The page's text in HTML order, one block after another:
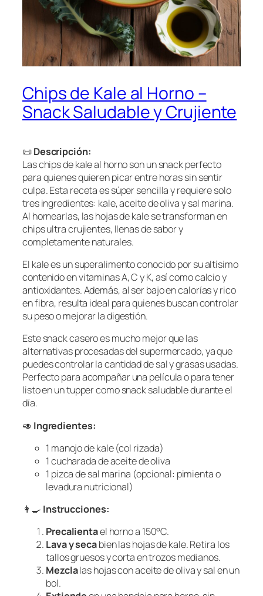
Chips de Kale al Horno –
Snack Saludable y Crujiente
📜Descripción:
Las chips de kale al horno son un snack perfecto
para quienes quieren picar entre horas sin sentir
culpa. Esta receta es súper sencilla y requiere solo
tres ingredientes: kale, aceite de oliva y sal marina.
Al hornearlas, las hojas de kale se transforman en
chips ultra crujientes, llenas de sabor y
completamente naturales.
El kale es un superalimento conocido por su altísimo
contenido en vitaminas A, C y K, así como calcio y
antioxidantes. Además, al ser bajo en calorías y rico
en fibra, resulta ideal para quienes buscan controlar
su peso o mejorar la digestión.
Este snack casero es mucho mejor que las
alternativas procesadas del supermercado, ya que
puedes controlar la cantidad de sal y grasas usadas.
Perfecto para acompañar una película o para tener
listo en un tupper como snack saludable durante el
día.
🥑 Ingredientes:
1 manojo de kale (col rizada)
1 cucharada de aceite de oliva
1 pizca de sal marina (opcional: pimienta o
levadura nutricional)
👩‍🍳Instrucciones:
Precalientael horno a 150°C.
Lava y secabien las hojas de kale. Retira los
tallos gruesos y corta en trozos medianos.
Mezclalas hojas con aceite de oliva y sal en un
bol.